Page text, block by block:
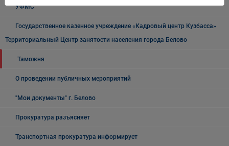
УФМС
Государственное казенное учреждение «Кадровый центр Кузбасса»
Территориальный Центр занятости населения города Белово
Таможня
О проведении публичных мероприятий
"Мои документы" г. Белово
Прокуратура разъясняет
Транспортная прокуратура информирует